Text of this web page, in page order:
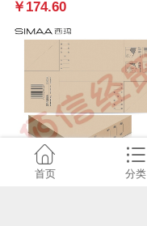
￥174.60
首页 分类